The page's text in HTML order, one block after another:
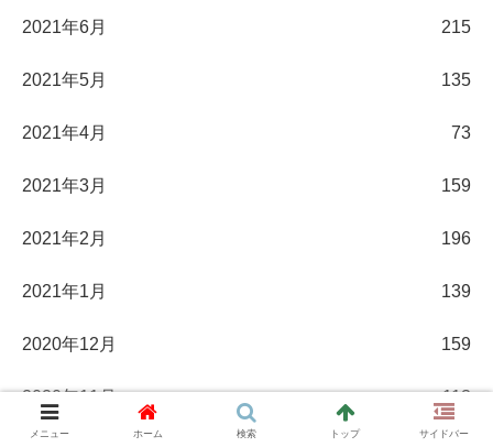
2021年6月 215
2021年5月 135
2021年4月 73
2021年3月 159
2021年2月 196
2021年1月 139
2020年12月 159
2020年11月 113
メニュー ホーム 検索 トップ サイドバー